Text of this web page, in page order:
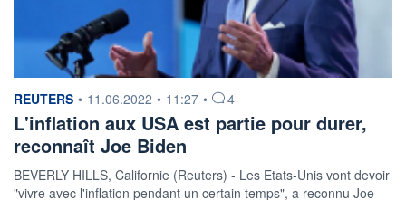
information fournie par
REUTERS • 11.06.2022 • 11:27 • 4
L'inflation aux USA est partie pour durer,
reconnaît Joe Biden
BEVERLY HILLS, Californie (Reuters) - Les Etats-Unis vont devoir
"vivre avec l'inflation pendant un certain temps", a reconnu Joe